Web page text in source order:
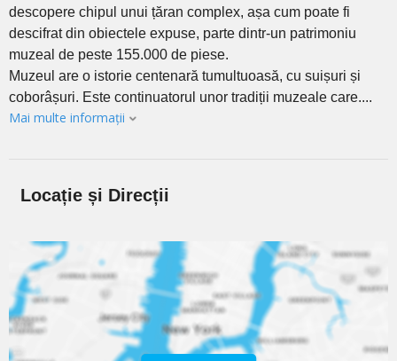
descopere chipul unui țăran complex, așa cum poate fi
descifrat din obiectele expuse, parte dintr-un patrimoniu
muzeal de peste 155.000 de piese.
Muzeul are o istorie centenară tumultuoasă, cu suișuri și
coborâșuri. Este continuatorul unor tradiții muzeale care....
Mai multe informații
Locație și Direcții